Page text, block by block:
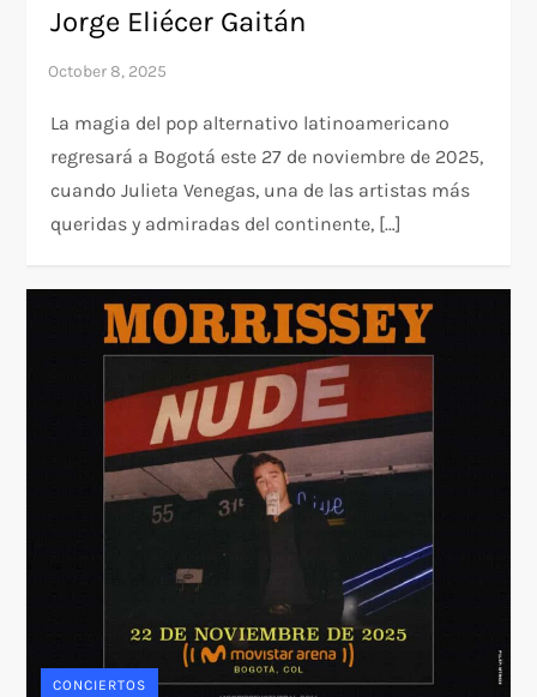
Jorge Eliécer Gaitán
La magia del pop alternativo latinoamericano
regresará a Bogotá este 27 de noviembre de 2025,
cuando Julieta Venegas, una de las artistas más
queridas y admiradas del continente, […]
CONCIERTOS